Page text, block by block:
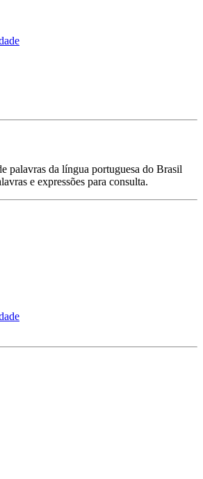
palavras da língua portuguesa do Brasil
e expressões para consulta.